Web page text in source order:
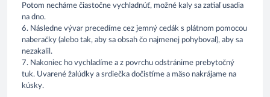
Potom necháme čiastočne vychladnúť, možné kaly sa zatiaľ usadia
na dno.
6. Následne vývar precedíme cez jemný cedák s plátnom pomocou
naberačky (alebo tak, aby sa obsah čo najmenej pohyboval), aby sa
nezakalil.
7. Nakoniec ho vychladíme a z povrchu odstránime prebytočný
tuk. Uvarené žalúdky a srdiečka dočistíme a mäso nakrájame na
kúsky.